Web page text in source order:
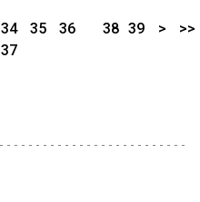
34 35
36
37
38 39 > >>